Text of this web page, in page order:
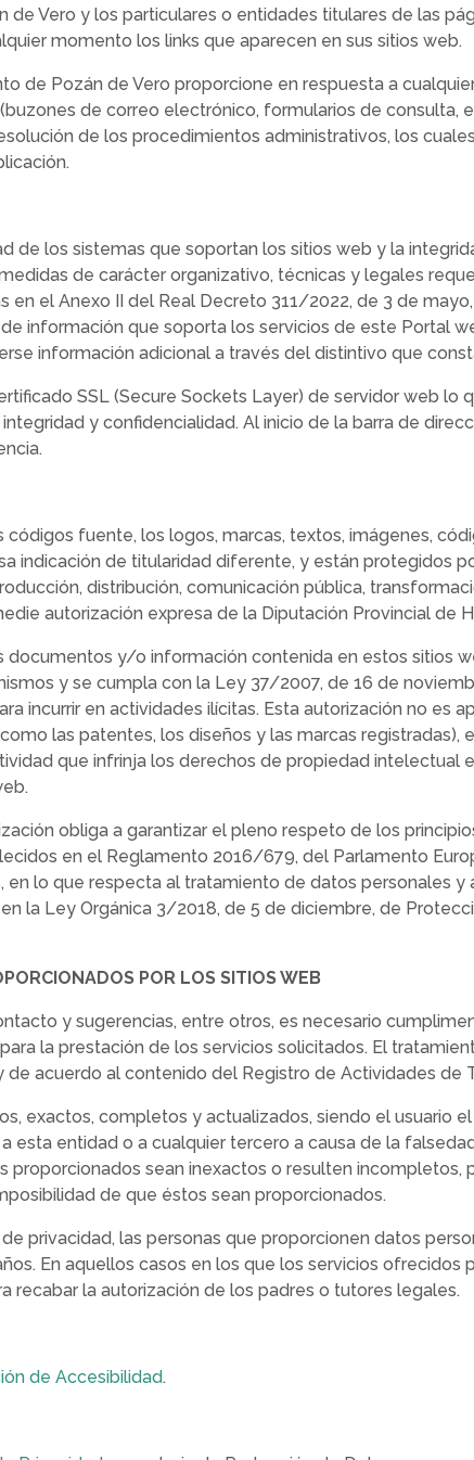
Vero y los particulares o entidades titulares de las
momento los links que aparecen en sus sitios web.
de Pozán de Vero proporcione en respuesta a
de correo electrónico, formularios de consulta,
de los procedimientos administrativos, los
de los sistemas que soportan los sitios web y la
de carácter organizativo, técnicas y legales
en el Anexo II del Real Decreto 311/2022, de 3 de
información que soporta los servicios de este Portal
información adicional a través del distintivo que
SSL (Secure Sockets Layer) de servidor web lo
y confidencialidad. Al inicio de la barra de
fuente, los logos, marcas, textos, imágenes,
indicación de titularidad diferente, y están protegidos
distribución, comunicación pública,
autorización expresa de la Diputación Provincial de
documentos y/o información contenida en estos sitios
y se cumpla con la Ley 37/2007, de 16 de
incurrir en actividades ilícitas. Esta autorización no
las patentes, los diseños y las marcas registradas),
que infrinja los derechos de propiedad intelectual
obliga a garantizar el pleno respeto de los
en el Reglamento 2016/679, del Parlamento
en lo que respecta al tratamiento de datos personales
la Ley Orgánica 3/2018, de 5 de diciembre, de
POR LOS SITIOS WEB
y sugerencias, entre otros, es necesario
la prestación de los servicios solicitados. El
de acuerdo al contenido del Registro de Actividades
exactos, completos y actualizados, siendo el usuario
esta entidad o a cualquier tercero a causa de la
proporcionados sean inexactos o resulten incompletos,
de que éstos sean proporcionados.
privacidad, las personas que proporcionen datos
En aquellos casos en los que los servicios
recabar la autorización de los padres o tutores legales.
de Accesibilidad.